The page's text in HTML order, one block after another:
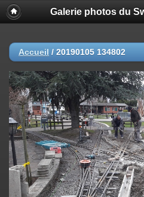
Galerie photos du
Accueil / 20190105 134802